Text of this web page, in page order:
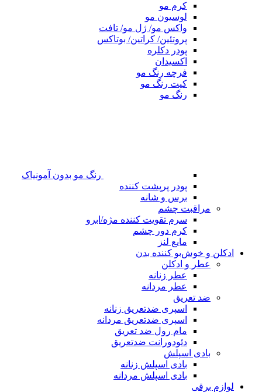
کرم مو
لوسیون مو
واکس مو/ ژل مو/ تافت
پروتئین/ کراتین/ بوتاکس
پودر دکلره
اکسیدان
فرچه رنگ مو
کیت رنگ مو
رنگ مو
رنگ مو بدون آمونیاک
پودر پرپشت کننده
برس و شانه
مراقبت چشم
سرم تقویت کننده مژه/ابرو
کرم دور چشم
مایع لنز
ادکلن و خوش‌بو کننده بدن
عطر و ادکلن
عطر زنانه
عطر مردانه
ضد تعریق
اسپری ضدتعریق زنانه
اسپری ضدتعریق مردانه
مام رول ضد تعریق
دئودورانت ضدتعریق
بادی اسپلش
بادی اسپلش زنانه
بادی اسپلش مردانه
لوازم برقی